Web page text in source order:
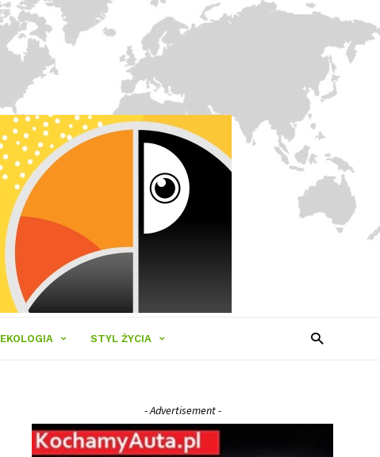
EKOLOGIA STYL ŻYCIA
- Advertisement -